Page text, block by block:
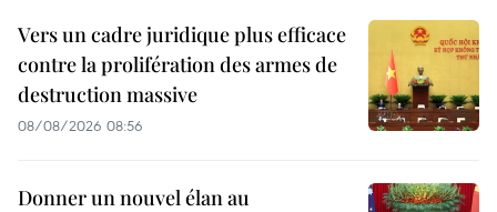
Vers un cadre juridique plus efficace
contre la prolifération des armes de
destruction massive
08/08/2026 08:56
Donner un nouvel élan au